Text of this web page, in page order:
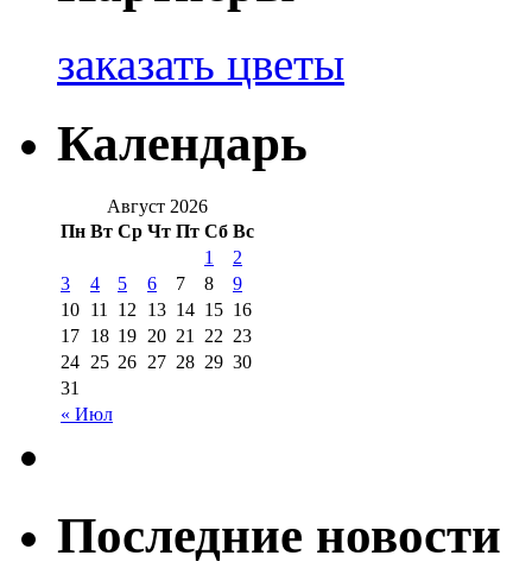
заказать цветы
Календарь
Август 2026
Пн Вт Ср Чт Пт Сб Вс
« Июл
1
2
3
4 5 6 7 8
9
10 11 12 13 14 15 16
17 18 19 20 21 22 23
24 25 26 27 28 29 30
31
Последние новости